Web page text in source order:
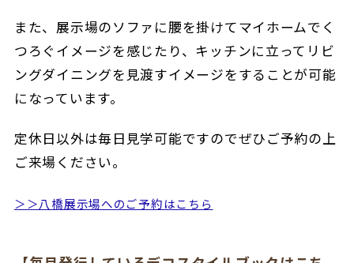
また、展示場のソファに腰を掛けてマイホームでく
つろぐイメージを感じたり、キッチンに立ってリビ
ングダイニングを見渡すイメージをすることが可能
になっています。
定休日以外は毎日見学可能ですのでぜひご予約の上
ご来場ください。
＞＞八橋展示場へのご予約はこちら